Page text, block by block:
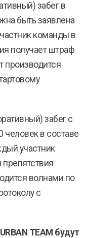
забег в
быть заявлена
команды в
получает штраф
производится
забег с
человек в составе
участник
волнами по
с
TEAM будут